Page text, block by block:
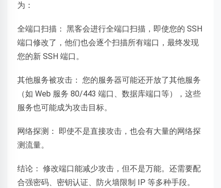
为：
全端口扫描： 黑客会进行全端口扫描，即使您的 SSH
端口修改了，他们也会逐个扫描所有端口，最终发现
您的新 SSH 端口。
其他服务被攻击： 您的服务器可能还开放了其他服务
（如 Web 服务 80/443 端口、数据库端口等），这些
服务也可能成为攻击目标。
网络探测： 即使不是直接攻击，也会有大量的网络探
测流量。
结论： 修改端口能减少攻击，但不是万能。还需要配
合强密码、密钥认证、防火墙限制 IP 等多种手段。